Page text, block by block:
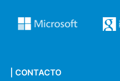
| CONTACTO